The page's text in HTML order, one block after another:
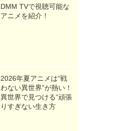
DMM TVで視聴可能な
アニメを紹介！
2026年夏アニメは“戦
わない異世界”が熱い！
異世界で見つける“頑張
りすぎない生き方